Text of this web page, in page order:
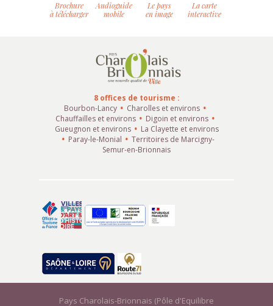
Brochure
à télécharger
Audioguide
mobile
Le pays
en image
La carte
interactive
8 offices de tourisme :
Bourbon-Lancy
Charolles et environs
Chauffailles et environs
Digoin et environs
Gueugnon et environs
La Clayette et environs
Paray-le-Monial
Territoires de Marcigny-
Semur-en-Brionnais
Pays Charolais-Brionnais (Pôle d'Equilibre